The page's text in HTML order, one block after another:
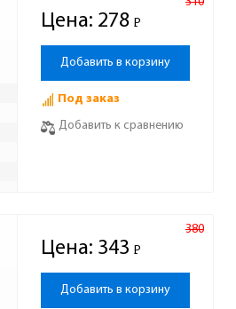
Цена: 278 Р
-
Добавить в корзину
Под заказ
Добавить к сравнению
Цена:
380
343 Р
-
Добавить в корзину